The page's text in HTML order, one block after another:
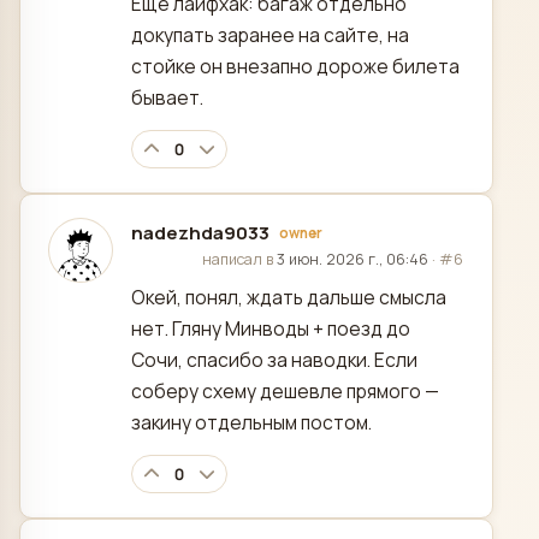
докупать заранее на сайте, на
стойке он внезапно дороже билета
бывает.
0
nadezhda9033 owner
отредактировано
написал в3 июн. 2026 г., 06:46 · #6
Окей, понял, ждать дальше смысла
нет. Гляну Минводы + поезд до
Сочи, спасибо за наводки. Если
соберу схему дешевле прямого —
закину отдельным постом.
0